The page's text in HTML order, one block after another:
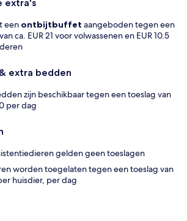
extra's
een ontbijtbuffet aangeboden tegen een
ca. EUR 21 voor volwassenen en EUR 10.5
extra bedden
zijn beschikbaar tegen een toeslag van
per dag
gelden geen toeslagen
worden toegelaten tegen een toeslag van
huisdier, per dag